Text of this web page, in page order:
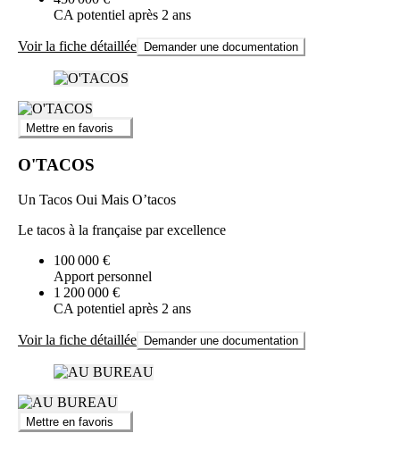
CA potentiel après 2 ans
Voir la fiche détaillée Demander une documentation
Mettre en favoris
O'TACOS
Un Tacos Oui Mais O’tacos
Le tacos à la française par excellence
100 000 €
Apport personnel
1 200 000 €
CA potentiel après 2 ans
Voir la fiche détaillée Demander une documentation
Mettre en favoris